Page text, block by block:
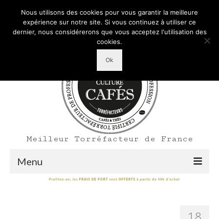
Mon Compte Votre panier d'achats 0,00
Rechercher
Meilleur Torréfacteur de France
Menu
Nous utilisons des cookies pour vous garantir la meilleure
expérience sur notre site. Si vous continuez à utiliser ce
dernier, nous considérerons que vous acceptez l'utilisation des
cookies.
Ok